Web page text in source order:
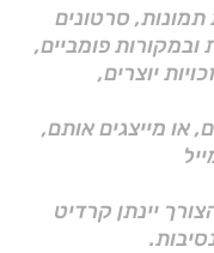
תמונות, סרטונים
פומביים,
27א לחוק זכויות יוצרים,
או מייצגים אותם,
יינתן קרדיט